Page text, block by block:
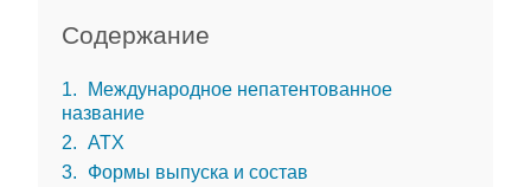
Содержание
1
Международное непатентованное
название
2
АТХ
3
Формы выпуска и состав